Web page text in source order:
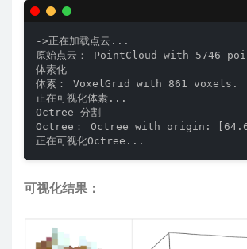
->正在加载点云...
原始点云： PointCloud with 5746
体素化
体素： VoxelGrid with 861 voxels.
正在可视化体素...
Octree 分割
Octree： Octree with origin:
正在可视化Octree...
可视化结果：